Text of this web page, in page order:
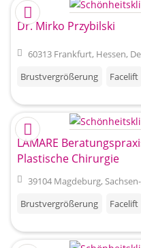
Dr. Mirko Przybilski
60313 Frankfurt, Hessen,
Brustvergrößerung
Facelift
LAMARE
Plastische Chirurgie
39104 Magdeburg,
Brustvergrößerung
Facelift